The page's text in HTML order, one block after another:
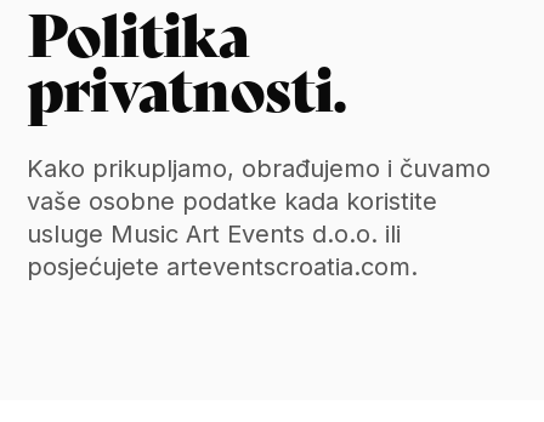
Politika
privatnosti.
Kako prikupljamo, obrađujemo i čuvamo
vaše osobne podatke kada koristite
usluge Music Art Events d.o.o. ili
posjećujete arteventscroatia.com.